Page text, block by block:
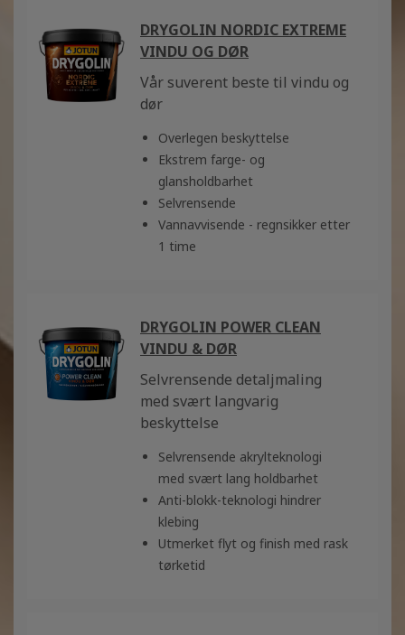
DRYGOLIN NORDIC EXTREME
VINDU OG DØR
Vår suverent beste til vindu og
dør
Overlegen beskyttelse
Ekstrem farge- og
glansholdbarhet
Selvrensende
Vannavvisende - regnsikker etter
1 time
DRYGOLIN POWER CLEAN
VINDU & DØR
Selvrensende detaljmaling
med svært langvarig
beskyttelse
Selvrensende akrylteknologi
med svært lang holdbarhet
Anti-blokk-teknologi hindrer
klebing
Utmerket flyt og finish med rask
tørketid